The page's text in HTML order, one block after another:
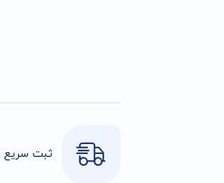
ثبت سریع